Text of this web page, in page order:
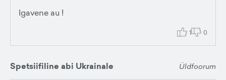
Igavene au !
1 0
Spetsiifiline abi Ukrainale Üldfoorum